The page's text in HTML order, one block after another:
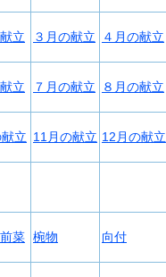
立 ３月の献立 ４月の献立
立 ７月の献立 ８月の献立
立 11月の献立 12月の献立
菜 椀物 向付